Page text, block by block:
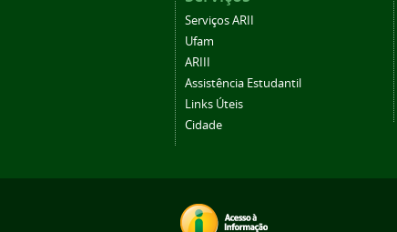
Serviços ARII
Ufam
ARIII
Assistência Estudantil
Links Úteis
Cidade